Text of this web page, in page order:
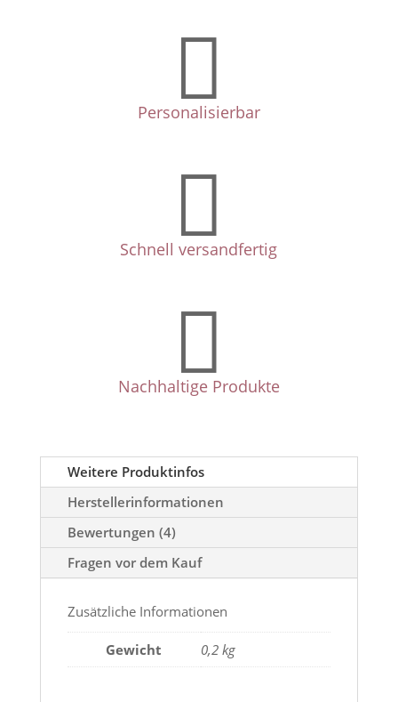

Personalisierbar

Schnell versandfertig

Nachhaltige Produkte
Weitere Produktinfos
Herstellerinformationen
Bewertungen (4)
Fragen vor dem Kauf
Zusätzliche Informationen
Gewicht 0,2 kg